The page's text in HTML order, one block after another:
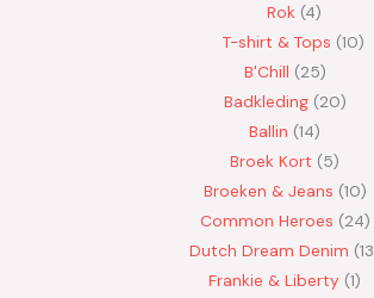
Rok 4
T-shirt & Tops 10
B'Chill 25
Badkleding 20
Ballin 14
Broek Kort 5
Broeken & Jeans 10
Common Heroes 24
Dutch Dream Denim 13
Frankie & Liberty 1